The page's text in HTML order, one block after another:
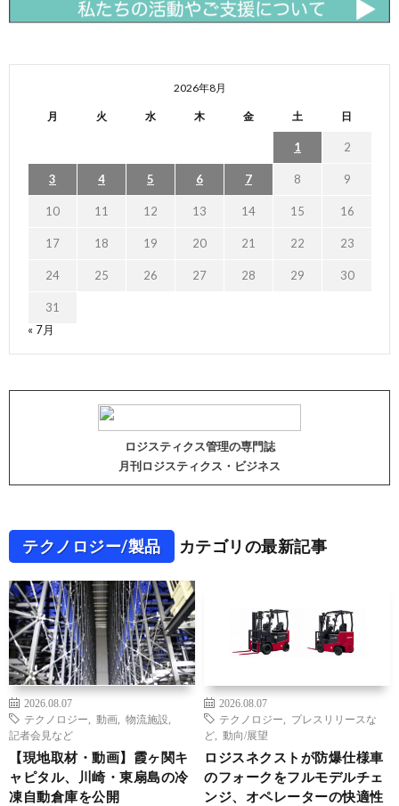
2026年8月
月 火 水 木 金 土 日
1 2
3 4 5 6 7 8 9
10 11 12 13 14 15 16
17 18 19 20 21 22 23
24 25 26 27 28 29 30
31
« 7月
ロジスティクス管理の専門誌
月刊ロジスティクス・ビジネス
テクノロジー/製品 カテゴリの最新記事
2026.08.07
テクノロジー
動画 物流施設
記者会見など
【現地取材・動画】霞ヶ関キ
ャピタル、川崎・東扇島の冷
凍自動倉庫を公開
2026.08.07
テクノロジー
プレスリリースな
ど
動向/展望
ロジスネクストが防爆仕様車
のフォークをフルモデルチェ
ンジ、オペレーターの快適性